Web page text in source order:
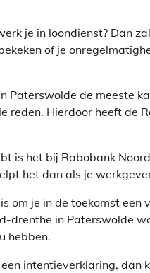
je in loondienst? Dan
of je
Paterswolde de meeste
reden. Hierdoor heeft de
is het bij Rabobank
het dan als je
om je in de toekomst
drenthe in Paterswolde
hebben.
intentieverklaring, dan